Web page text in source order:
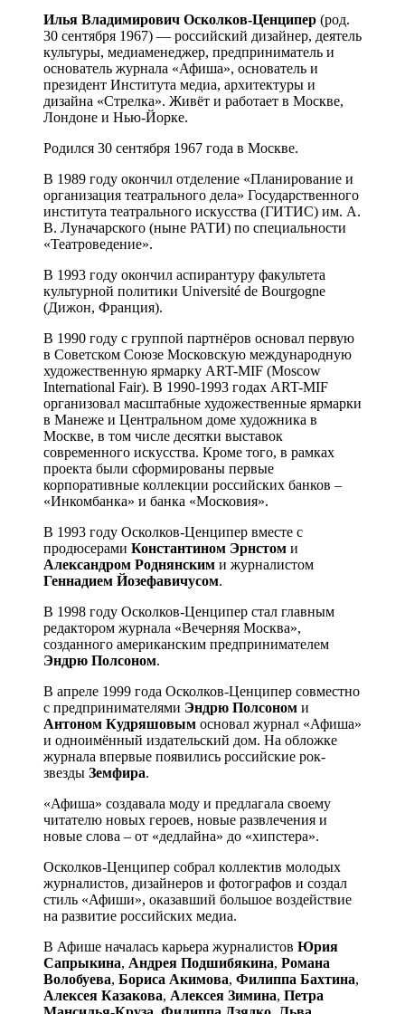
Илья Владимирович Осколков-Ценципер (род.
30 сентября 1967) — российский дизайнер, деятель
культуры, медиаменеджер, предприниматель и
основатель журнала «Афиша», основатель и
президент Института медиа, архитектуры и
дизайна «Стрелка». Живёт и работает в Москве,
Лондоне и Нью-Йорке.
Родился 30 сентября 1967 года в Москве.
В 1989 году окончил отделение «Планирование и
организация театрального дела» Государственного
института театрального искусства (ГИТИС) им. А.
В. Луначарского (ныне РАТИ) по специальности
«Театроведение».
В 1993 году окончил аспирантуру факультета
культурной политики Université de Bourgogne
(Дижон, Франция).
В 1990 году с группой партнёров основал первую
в Советском Союзе Московскую международную
художественную ярмарку ART-MIF (Moscow
International Fair). В 1990-1993 годах ART-MIF
организовал масштабные художественные ярмарки
в Манеже и Центральном доме художника в
Москве, в том числе десятки выставок
современного искусства. Кроме того, в рамках
проекта были сформированы первые
корпоративные коллекции российских банков –
«Инкомбанка» и банка «Московия».
В 1993 году Осколков-Ценципер вместе с
продюсерами Константином Эрнстом и
Александром Роднянским и журналистом
Геннадием Йозефавичусом.
В 1998 году Осколков-Ценципер стал главным
редактором журнала «Вечерняя Москва»,
созданного американским предпринимателем
Эндрю Полсоном.
В апреле 1999 года Осколков-Ценципер совместно
с предпринимателями Эндрю Полсоном и
Антоном Кудряшовым основал журнал «Афиша»
и одноимённый издательский дом. На обложке
журнала впервые появились российские рок-
звезды Земфира.
«Афиша» создавала моду и предлагала своему
читателю новых героев, новые развлечения и
новые слова – от «дедлайна» до «хипстера».
Осколков-Ценципер собрал коллектив молодых
журналистов, дизайнеров и фотографов и создал
стиль «Афиши», оказавший большое воздействие
на развитие российских медиа.
В Афише началась карьера журналистов Юрия
Сапрыкина, Андрея Подшибякина, Романа
Волобуева, Бориса Акимова, Филиппа Бахтина,
Алексея Казакова, Алексея Зимина, Петра